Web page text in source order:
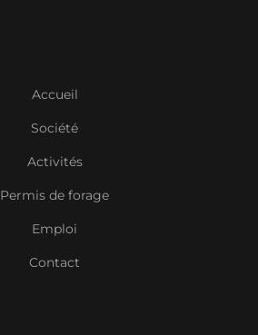
Accueil
Société
Activités
Permis de forage
Emploi
Contact